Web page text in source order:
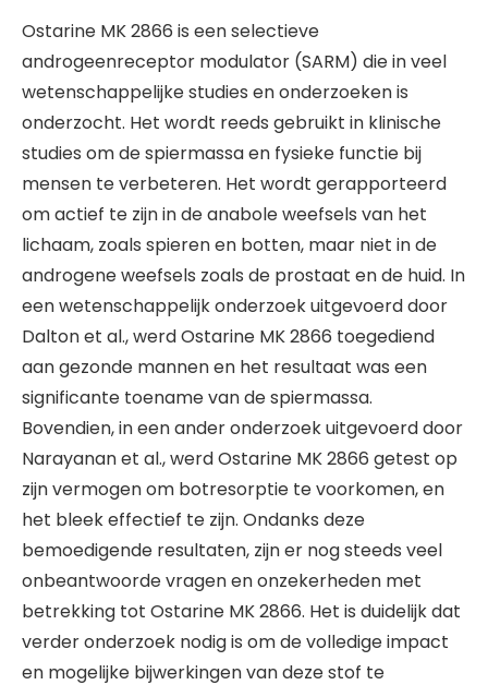
Ostarine MK 2866 is een selectieve
androgeenreceptor modulator (SARM) die in veel
wetenschappelijke studies en onderzoeken is
onderzocht. Het wordt reeds gebruikt in klinische
studies om de spiermassa en fysieke functie bij
mensen te verbeteren. Het wordt gerapporteerd
om actief te zijn in de anabole weefsels van het
lichaam, zoals spieren en botten, maar niet in de
androgene weefsels zoals de prostaat en de huid. In
een wetenschappelijk onderzoek uitgevoerd door
Dalton et al., werd Ostarine MK 2866 toegediend
aan gezonde mannen en het resultaat was een
significante toename van de spiermassa.
Bovendien, in een ander onderzoek uitgevoerd door
Narayanan et al., werd Ostarine MK 2866 getest op
zijn vermogen om botresorptie te voorkomen, en
het bleek effectief te zijn. Ondanks deze
bemoedigende resultaten, zijn er nog steeds veel
onbeantwoorde vragen en onzekerheden met
betrekking tot Ostarine MK 2866. Het is duidelijk dat
verder onderzoek nodig is om de volledige impact
en mogelijke bijwerkingen van deze stof te